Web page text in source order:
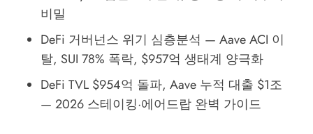
비밀
DeFi 거버넌스 위기 심층분석 — Aave ACI 이
탈, SUI 78% 폭락, $957억 생태계 양극화
DeFi TVL $954억 돌파, Aave 누적 대출 $1조
— 2026 스테이킹·에어드랍 완벽 가이드